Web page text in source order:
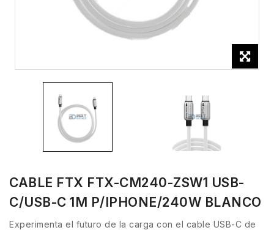
CABLE FTX FTX-CM240-ZSW1 USB-
C/USB-C 1M P/IPHONE/240W BLANCO
Experimenta el futuro de la carga con el cable USB-C de